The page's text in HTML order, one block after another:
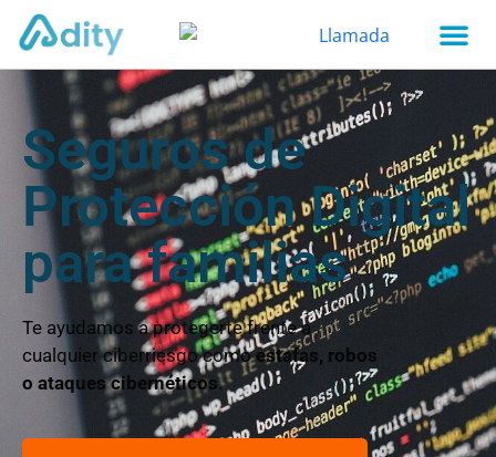
Seguros de
Protección Digital
para familias
Te ayudamos a protegerte frente a
cualquier ciberriesgo comoestafas, robos
o ataques cibernéticos.